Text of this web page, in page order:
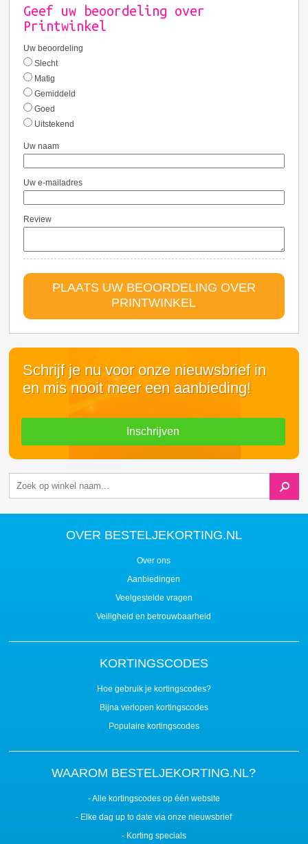
Geef uw beoordeling over
Printwinkel
Uw beoordeling
Slecht
Matig
Gemiddeld
Goed
Uitstekend
Uw naam
Uw e-mailadres
Review
PLAATS UW BEOORDELING OVER
PRINTWINKEL
Schrijf je nu voor onze nieuwsbrief in
en mis nooit meer een aanbieding!
Inschrijven
OVER BESTELJEKORTING.NL
Over ons
Aanbiedingen
Veelgestelde vragen
Veiligheid en betrouwbaarheid
KORTINGSCODES
Hoe gebruik je kortingscodes?
Bijna verlopen kortingscodes
Populaire kortingscodes
WAAROM BESTELJEKORTING.NL?
- Alle kortingscodes op één website
- Elke dag up to date via onze nieuwsbrief
- Korting specials